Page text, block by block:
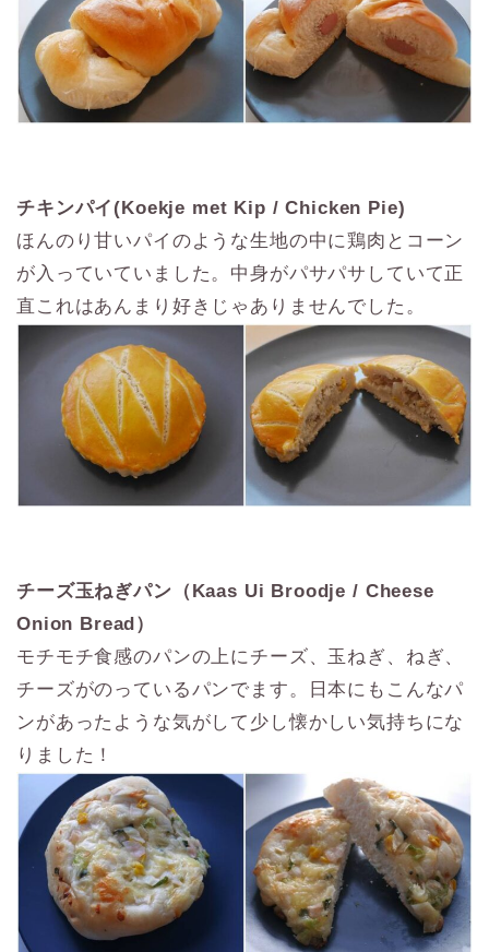
チキンパイ(Koekje met Kip / Chicken Pie)
ほんのり甘いパイのような生地の中に鶏肉とコーン
が入っていていました。中身がパサパサしていて正
直これはあんまり好きじゃありませんでした。
チーズ玉ねぎパン（Kaas Ui Broodje / Cheese
Onion Bread）
モチモチ食感のパンの上にチーズ、玉ねぎ、ねぎ、
チーズがのっているパンでます。日本にもこんなパ
ンがあったような気がして少し懐かしい気持ちにな
りました！